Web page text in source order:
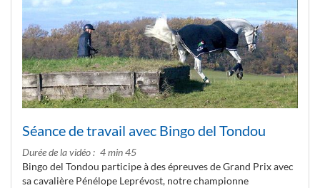
Séance de travail avec Bingo del Tondou
Durée de la vidéo
4 min 45
Bingo del Tondou participe à des épreuves de Grand Prix avec
sa cavalière Pénélope Leprévost, notre championne